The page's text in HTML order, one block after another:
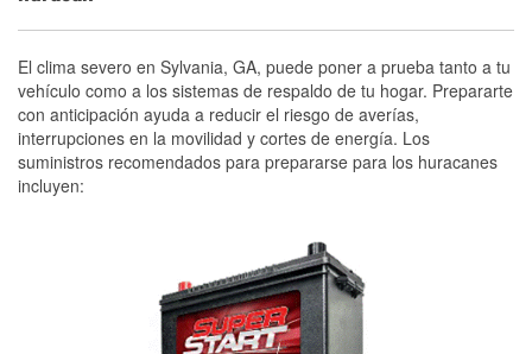
El clima severo en Sylvania, GA, puede poner a prueba tanto a tu
vehículo como a los sistemas de respaldo de tu hogar. Prepararte
con anticipación ayuda a reducir el riesgo de averías,
interrupciones en la movilidad y cortes de energía. Los
suministros recomendados para prepararse para los huracanes
incluyen: